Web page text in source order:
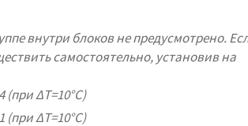
внутри блоков не предусмотрено.
самостоятельно, установив на
(при ΔT=10°С)
(при ΔT=10°С)